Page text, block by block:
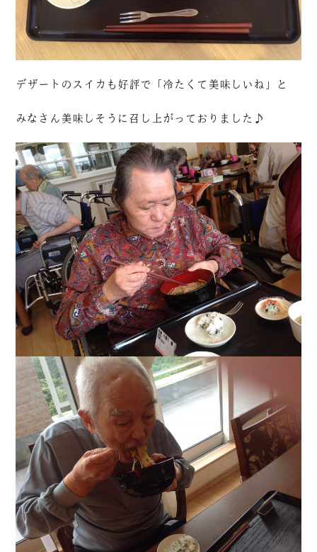
デザートのスイカも好評で「冷たくて美味しいね」と
みなさん美味しそうに召し上がっておりました♪